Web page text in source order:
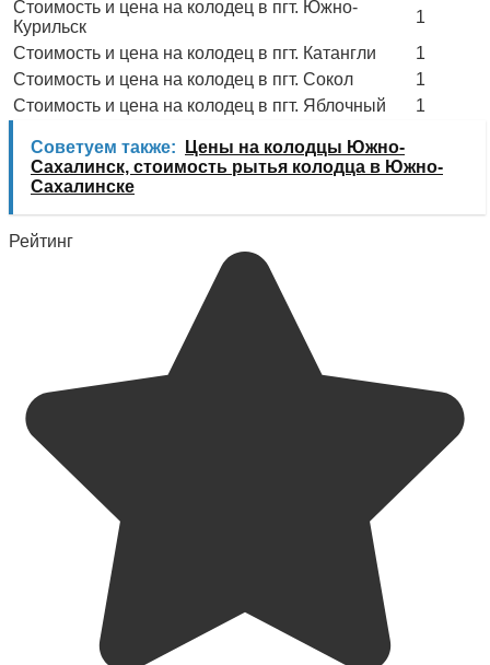
Стоимость и цена на колодец в пгт. Южно-
Курильск
1
Стоимость и цена на колодец в пгт. Катангли
1
Стоимость и цена на колодец в пгт. Сокол
1
Стоимость и цена на колодец в пгт. Яблочный
1
Советуем также:
Цены на колодцы Южно-
Сахалинск, стоимость рытья колодца в Южно-
Сахалинске
Рейтинг